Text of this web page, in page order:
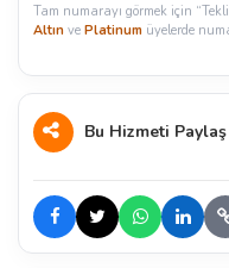
Tam numarayı görmek için
Altın ve Platinum üyelerde
Bu Hizmeti Paylaş